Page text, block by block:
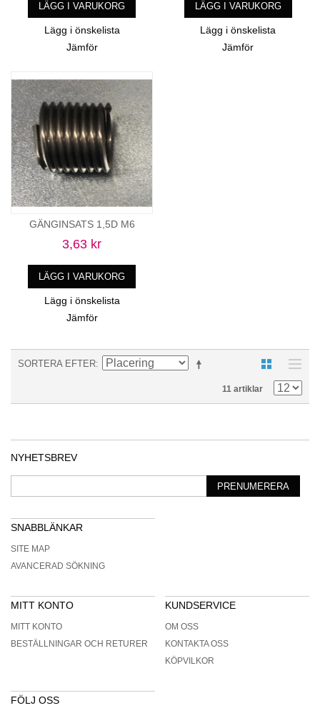
LÄGG I VARUKORG
Lägg i önskelista
Jämför
LÄGG I VARUKORG
Lägg i önskelista
Jämför
GÄNGINSATS 1,5D M6
3,63 kr
LÄGG I VARUKORG
Lägg i önskelista
Jämför
SORTERA EFTER
11 artiklar
NYHETSBREV
PRENUMERERA
SNABBLÄNKAR
SITE MAP
AVANCERAD SÖKNING
MITT KONTO
MITT KONTO
BESTÄLLNINGAR OCH RETURER
KUNDSERVICE
OM OSS
KONTAKTA OSS
KÖPVILKOR
FÖLJ OSS